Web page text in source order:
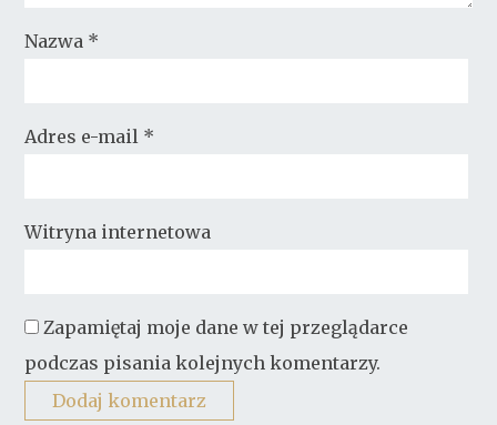
Nazwa *
Adres e-mail *
Witryna internetowa
Zapamiętaj moje dane w tej przeglądarce
podczas pisania kolejnych komentarzy.